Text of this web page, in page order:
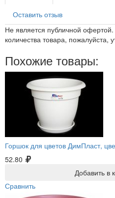
Оставить отзыв
Не является публичной
количества товара, пожалуйста,
Похожие товары:
Горшок для цветов ДимПласт,
52.80
Добавить в
Сравнить